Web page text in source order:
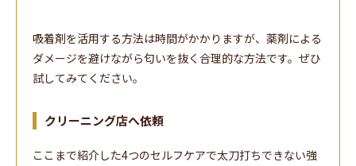
吸着剤を活用する方法は時間がかかりますが、薬剤による
ダメージを避けながら匂いを抜く合理的な方法です。ぜひ
試してみてください。
クリーニング店へ依頼
ここまで紹介した4つのセルフケアで太刀打ちできない強